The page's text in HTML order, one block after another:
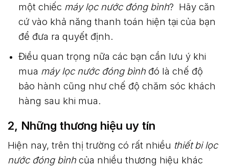
một chiếc máy lọc nước đóng bình? Hãy căn
cứ vào khả năng thanh toán hiện tại của bạn
để đưa ra quyết định.
Điều quan trọng nữa các bạn cần lưu ý khi
mua máy lọc nước đóng bìnhđó là chế độ
bảo hành cũng như chế độ chăm sóc khách
hàng sau khi mua.
2, Những thương hiệu uy tín
Hiện nay, trên thị trường có rất nhiều thiết bi lọc
nước đóng bình của nhiều thương hiệu khác